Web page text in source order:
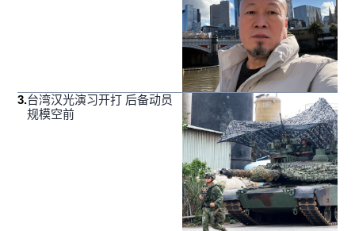
3.台湾汉光演习开打 后备动员
规模空前